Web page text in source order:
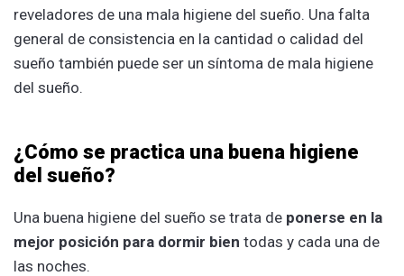
reveladores de una mala higiene del sueño. Una falta
general de consistencia en la cantidad o calidad del
sueño también puede ser un síntoma de mala higiene
del sueño.
¿Cómo se practica una buena higiene
del sueño?
Una buena higiene del sueño se trata de ponerse en la
mejor posición para dormir bien todas y cada una de
las noches.